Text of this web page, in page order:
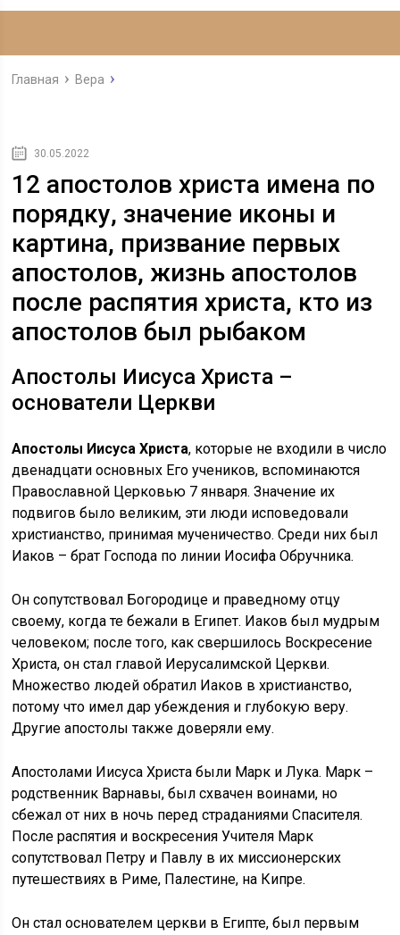
Главная Вера
30.05.2022
12 апостолов христа имена по
порядку, значение иконы и
картина, призвание первых
апостолов, жизнь апостолов
после распятия христа, кто из
апостолов был рыбаком
Апостолы Иисуса Христа –
основатели Церкви
Апостолы Иисуса Христа, которые не входили в число
двенадцати основных Его учеников, вспоминаются
Православной Церковью 7 января. Значение их
подвигов было великим, эти люди исповедовали
христианство, принимая мученичество. Среди них был
Иаков – брат Господа по линии Иосифа Обручника.
Он сопутствовал Богородице и праведному отцу
своему, когда те бежали в Египет. Иаков был мудрым
человеком; после того, как свершилось Воскресение
Христа, он стал главой Иерусалимской Церкви.
Множество людей обратил Иаков в христианство,
потому что имел дар убеждения и глубокую веру.
Другие апостолы также доверяли ему.
Апостолами Иисуса Христа были Марк и Лука. Марк –
родственник Варнавы, был схвачен воинами, но
сбежал от них в ночь перед страданиями Спасителя.
После распятия и воскресения Учителя Марк
сопутствовал Петру и Павлу в их миссионерских
путешествиях в Риме, Палестине, на Кипре.
Он стал основателем церкви в Египте, был первым